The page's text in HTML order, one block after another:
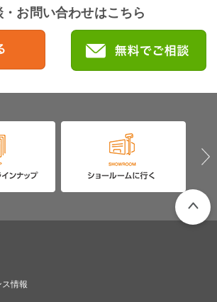
お問い合わせはこちら
情報